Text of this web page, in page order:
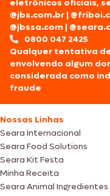
eletrônicos oficiais,
@jbs.com.br |
@jbssa.com |
0800 047 2425
Qualquer tentativa
envolvendo algum
considerada como
fraude
Nossas Linhas
Seara Internacional
Seara Food Solutions
Seara Kit Festa
Minha Receita
Seara Animal Ingredientes